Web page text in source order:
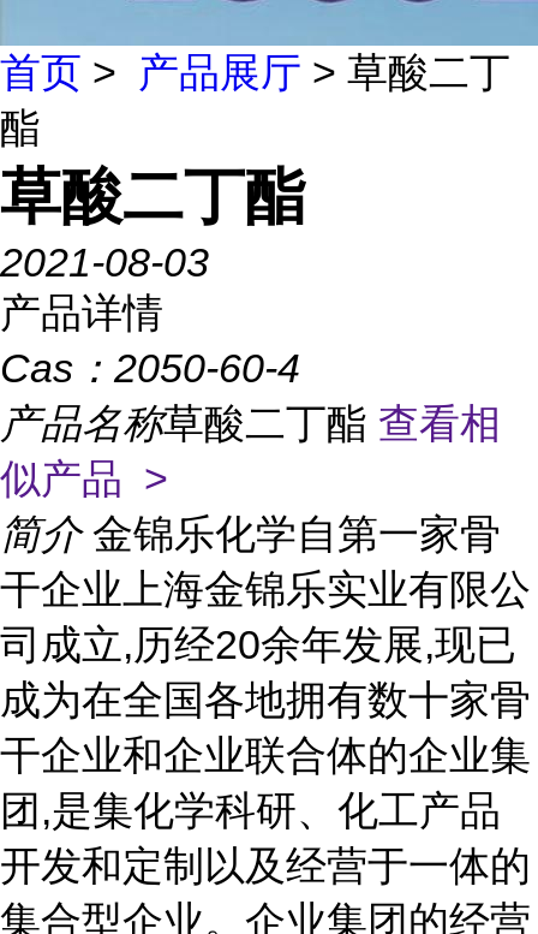
首页 > 产品展厅 > 草酸二丁
酯
草酸二丁酯
2021-08-03
产品详情
Cas： 2050-60-4
产品名称草酸二丁酯 查看相
似产品 >
简介 金锦乐化学自第一家骨
干企业上海金锦乐实业有限公
司成立,历经20余年发展,现已
成为在全国各地拥有数十家骨
干企业和企业联合体的企业集
团,是集化学科研、化工产品
开发和定制以及经营于一体的
集合型企业。企业集团的经营